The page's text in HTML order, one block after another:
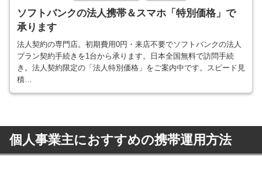
ソフトバンクの法人携帯＆スマホ「特別価格」で
承ります
法人契約の専門店。初期費用0円・来店不要でソフトバンクの法人
プラン契約手続きを1台から承ります。日本全国無料で訪問手続
き。法人契約限定の「法人特別価格」をご案内中です。スピード見
積…
個人事業主におすすめの携帯運用方法